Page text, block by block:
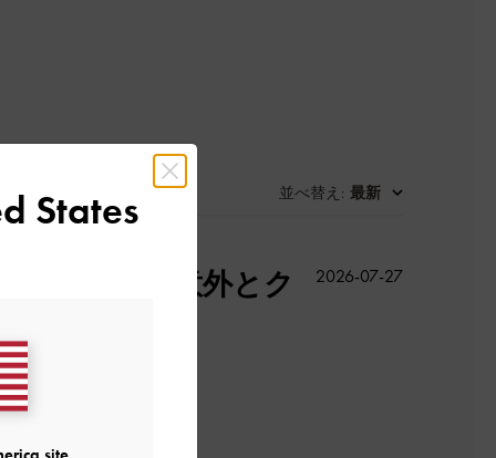
並べ替え : 最新
あります。 意外とク
公
2026-07-27
States